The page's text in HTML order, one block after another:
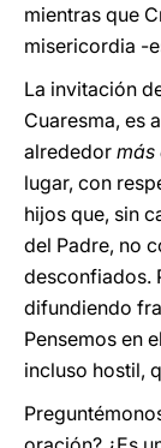
mientras que
misericordia -
La invitación
Cuaresma, es
alrededor más
lugar, con
hijos que, sin
del Padre, no
desconfiados.
difundiendo
Pensemos en
incluso hostil,